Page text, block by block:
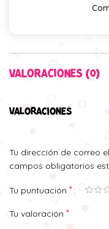
VALORACIONES (0)
VALORACIONES
Tu dirección de correo
campos obligatorios
Tu puntuación *
Tu valoración *